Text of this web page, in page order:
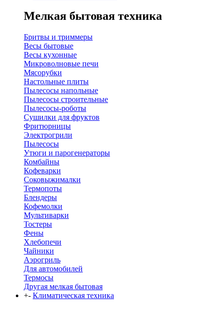
Мелкая бытовая техника
Бритвы и триммеры
Весы бытовые
Весы кухонные
Микроволновые печи
Мясорубки
Настольные плиты
Пылесосы напольные
Пылесосы строительные
Пылесосы-роботы
Сушилки для фруктов
Фритюрницы
Электрогрили
Пылесосы
Утюги и парогенераторы
Комбайны
Кофеварки
Соковыжималки
Термопоты
Блендеры
Кофемолки
Мультиварки
Тостеры
Фены
Хлебопечи
Чайники
Аэрогриль
Для автомобилей
Термосы
Другая мелкая бытовая
+- Климатическая техника